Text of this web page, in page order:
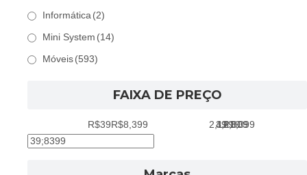
Informática (2)
Mini System (14)
Móveis (593)
FAIXA DE PREÇO
R$39 R$8,399 39
2,129
4,219
6,309
8,399